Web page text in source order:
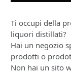
Ti occupi della
liquori distillati?
Hai un negozio
prodotti o
Non hai un sito